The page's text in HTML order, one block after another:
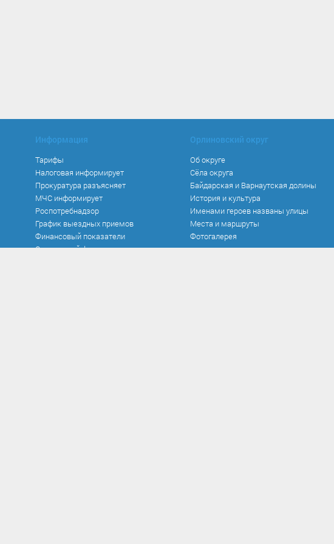
Информация
Тарифы
Налоговая информирует
Прокуратура разъясняет
МЧС информирует
Роспотребнадзор
График выездных приемов
Финансовый показатели
Социальный фонд
Орлиновский округ
Об округе
Сёла округа
Байдарская и Варнаутская долины
История и культура
Именами героев названы улицы
Места и маршруты
Фотогалерея